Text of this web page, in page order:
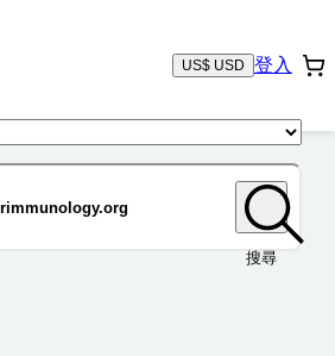
US$ USD 登入
搜尋